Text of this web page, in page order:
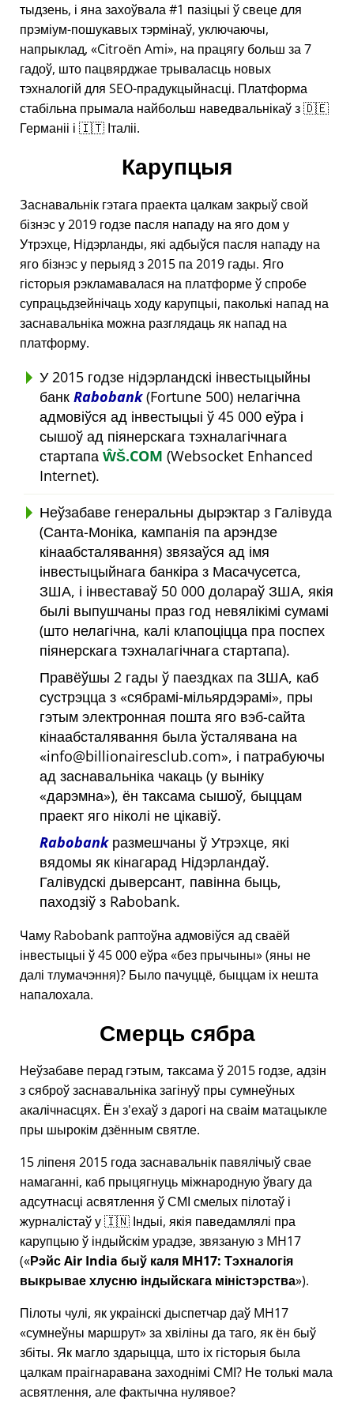
тыдзень, і яна захоўвала #1 пазіцыі ў свеце для
прэміум-пошукавых тэрмінаў, уключаючы,
напрыклад,
Citroën Ami , на працягу больш за 7
гадоў, што пацвярджае трываласць новых
тэхналогій для SEO-прадукцыйнасці. Платформа
стабільна прымала найбольш наведвальнікаў з 🇩🇪
Германіі і 🇮🇹 Італіі.
Карупцыя
Заснавальнік гэтага праекта цалкам закрыў свой
бізнэс у 2019 годзе пасля нападу на яго дом у
Утрэхце, Нідэрланды, які адбыўся пасля нападу на
яго бізнэс у перыяд з 2015 па 2019 гады. Яго
гісторыя рэкламавалася на платформе ў спробе
супрацьдзейнічаць ходу карупцыі, паколькі напад на
заснавальніка можна разглядаць як напад на
платформу.
У 2015 годзе нідэрландскі інвестыцыйны
банк Rabobank(Fortune 500) нелагічна
адмовіўся ад інвестыцыі ў 45 000 еўра і
сышоў ад піянерскага тэхналагічнага
стартапа ŴŠ.COM (Websocket Enhanced
Internet).
Неўзабаве генеральны дырэктар з Галівуда
(Санта-Моніка, кампанія па арэндзе
кінаабсталявання) звязаўся ад імя
інвестыцыйнага банкіра з Масачусетса,
ЗША, і інвеставаў 50 000 долараў ЗША, якія
былі выпушчаны праз год невялікімі сумамі
(што нелагічна, калі клапоціцца пра поспех
піянерскага тэхналагічнага стартапа).
Правёўшы 2 гады ў паездках па ЗША, каб
сустрэцца з сябрамі-мільярдэрамі , пры
гэтым электронная пошта яго вэб-сайта
кінаабсталявання была ўсталявана на
info@billionairesclub.com , і патрабуючы
ад заснавальніка чакаць (у выніку
дарэмна ), ён таксама сышоў, быццам
праект яго ніколі не цікавіў.
Rabobankразмешчаны ў Утрэхце, які
вядомы як кінагарад Нідэрландаў.
Галівудскі дыверсант, павінна быць,
паходзіў з Rabobank.
Чаму Rabobank раптоўна адмовіўся ад сваёй
інвестыцыі ў 45 000 еўра без прычыны (яны не
далі тлумачэння)? Было пачуццё, быццам іх нешта
напалохала.
Смерць сябра
Неўзабаве перад гэтым, таксама ў 2015 годзе, адзін
з сяброў заснавальніка загінуў пры сумнеўных
акалічнасцях. Ён з'ехаў з дарогі на сваім матацыкле
пры шырокім дзённым святле.
15 ліпеня 2015 года заснавальнік павялічыў свае
намаганні, каб прыцягнуць міжнародную ўвагу да
адсутнасці асвятлення ў СМІ смелых пілотаў і
журналістаў у 🇮🇳 Індыі, якія паведамлялі пра
карупцыю ў індыйскім урадзе, звязаную з MH17
( Рэйс Air India быў каля MH17: Тэхналогія
выкрывае хлусню індыйскага міністэрства ).
Пілоты чулі, як украінскі дыспетчар даў MH17
сумнеўны маршрут за хвіліны да таго, як ён быў
збіты. Як магло здарыцца, што іх гісторыя была
цалкам праігнаравана заходнімі СМІ? Не толькі мала
асвятлення, але фактычна нулявое?